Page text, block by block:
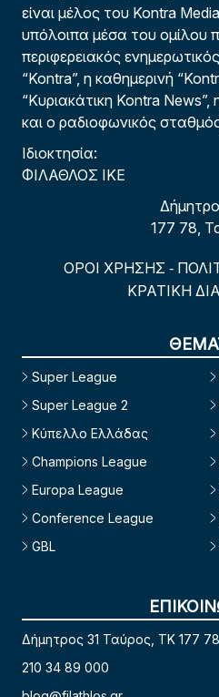
είναι μέλος του Kontra
υπόλοιπα μέσα του ομίλου
περιφερειακός
“Kontra”, η καθημερινή
“Κυριακάτικη Kontra
και ο ραδιοφωνικός
Ιδιοκτησία:
ΦΙΛΑΘΛΟΣ ΙΚΕ
177 78,
ΟΡΟΙ ΧΡΗΣΗΣ -
ΚΡΑΤΙΚΗ
Super League
Super League 2
Κύπελλο Ελλάδας
Champions League
Europa League
Conference League
GBL
Δήμητρος 31 Ταύρος, TK 177 78
210 34 89 000